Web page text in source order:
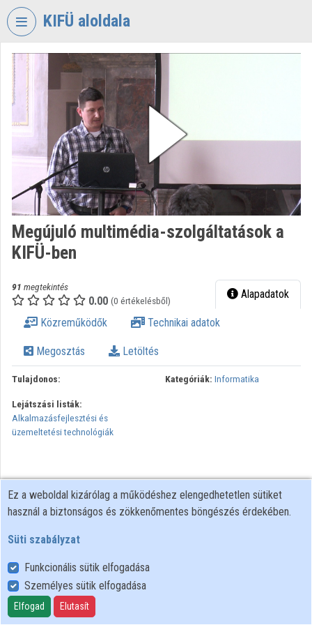
Fejléc kihagyása
KIFÜ aloldala
VIDEOTORIUM
KORMÁNYZATI
INFORMATIKAI
FEJLESZTÉSI
ÜGYNÖKSÉG
Intézményi kezdőlap
Bejelentkezés
Intézményi felfedezés
Intézményi listák
Intézmények
Közreműködők
Megújuló multimédia-szolgáltatások a
KIFÜ-ben
91 megtekintés
0.00 (0 értékelésből) Alapadatok
Közreműködők Technikai adatok
Megosztás Letöltés
Tulajdonos: Kategóriák: Informatika
Lejátszási listák:
Alkalmazásfejlesztési és
üzemeltetési technológiák
Felhasználói szabályzat
Adatkezelési tájékoztató
Süti szabályzat
Ez a weboldal kizárólag a működéshez elengedhetetlen sütiket
használ a biztonságos és zökkenőmentes böngészés érdekében.
Süti szabályzat
Funkcionális sütik elfogadása
Személyes sütik elfogadása
Elfogad Elutasít